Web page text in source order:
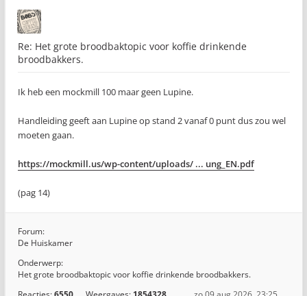
Re: Het grote broodbaktopic voor koffie drinkende
broodbakkers.
Ik heb een mockmill 100 maar geen Lupine.
Handleiding geeft aan Lupine op stand 2 vanaf 0 punt dus zou wel
moeten gaan.
https://mockmill.us/wp-content/uploads/ ... ung_EN.pdf
(pag 14)
Forum:
De Huiskamer
Onderwerp:
Het grote broodbaktopic voor koffie drinkende broodbakkers.